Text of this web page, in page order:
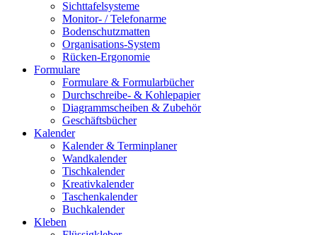
Sichttafelsysteme
Monitor- / Telefonarme
Bodenschutzmatten
Organisations-System
Rücken-Ergonomie
Formulare
Formulare & Formularbücher
Durchschreibe- & Kohlepapier
Diagrammscheiben & Zubehör
Geschäftsbücher
Kalender
Kalender & Terminplaner
Wandkalender
Tischkalender
Kreativkalender
Taschenkalender
Buchkalender
Kleben